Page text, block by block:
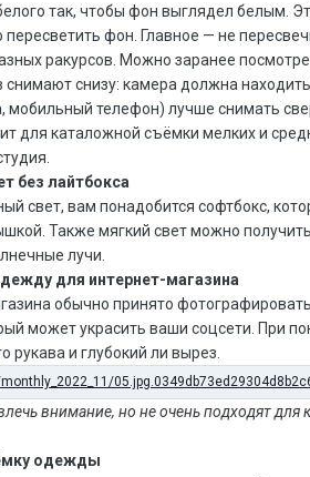
так, чтобы фон выглядел белым.
пересветить фон. Главное — не
ракурсов. Можно заранее
снимают снизу: камера должна
мобильный телефон) лучше снимать
для каталожной съёмки мелких и
без лайтбокса
свет, вам понадобится софтбокс,
Также мягкий свет можно
лучи.
для интернет-магазина
обычно принято
может украсить ваши соцсети. При
рукава и глубокий ли вырез.
внимание, но не очень подходят
одежды